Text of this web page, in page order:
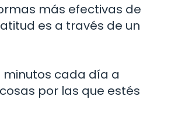
más efectivas de
es a través de un
minutos cada día a
por las que estés